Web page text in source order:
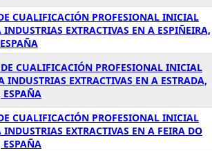
CUALIFICACIÓN PROFESIONAL INICIAL
EXTRACTIVAS EN A ESPIÑEIRA,
CUALIFICACIÓN PROFESIONAL INICIAL
INDUSTRIAS EXTRACTIVAS EN A ESTRADA,
ESPAÑA
CUALIFICACIÓN PROFESIONAL INICIAL
EXTRACTIVAS EN A FEIRA DO